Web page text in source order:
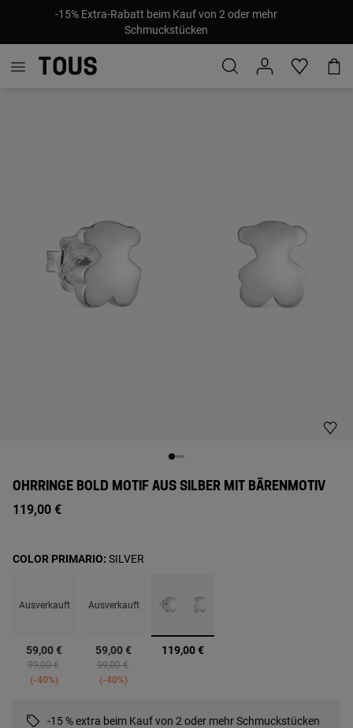
-15% Extra-Rabatt beim Kauf von 2 oder mehr
Schmuckstücken
OHRRINGE BOLD MOTIF AUS SILBER MIT BÄRENMOTIV
119,00 €
Ausverkauft
59,00 €
Price reduced from
99,00 €to
-40%
Ausverkauft
59,00 €
Price reduced from
99,00 €to
-40%
Ausgewählt
119,00 €
COLOR PRIMARIO: SILVER
-15 % extra beim Kauf von 2 oder mehr Schmuckstücken